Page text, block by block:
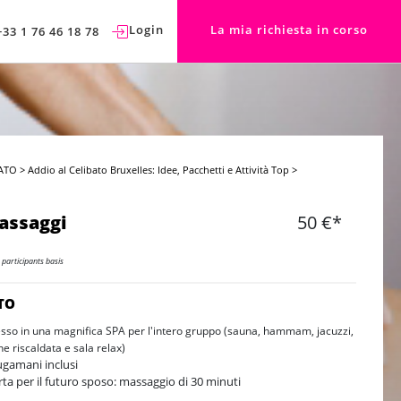
1 76 46 18 78 Login La mia richiesta in corso
>Addio al Celibato Bruxelles: Idee, Pacchetti e Attività Top >
50 €*
basis
in una magnifica SPA per l'intero gruppo (sauna, hammam, jacuzzi,
riscaldata e sala relax)
inclusi
per il futuro sposo: massaggio di 30 minuti